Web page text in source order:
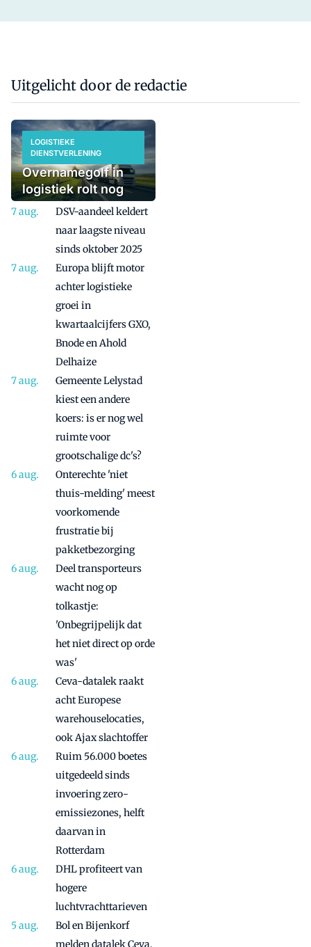
Uitgelicht door de redactie
LOGISTIEKE
DIENSTVERLENING
Overnamegolf in
logistiek rolt nog
even doorDSV-aandeel keldert
naar laagste niveau
sinds oktober 2025
Europa blijft motor
achter logistieke
groei in
kwartaalcijfers GXO,
Bnode en Ahold
Delhaize
Gemeente Lelystad
kiest een andere
koers: is er nog wel
ruimte voor
grootschalige dc's?
Onterechte 'niet
thuis-melding' meest
voorkomende
frustratie bij
pakketbezorging
Deel transporteurs
wacht nog op
tolkastje:
'Onbegrijpelijk dat
het niet direct op orde
was'
Ceva-datalek raakt
acht Europese
warehouselocaties,
ook Ajax slachtoffer
Ruim 56.000 boetes
uitgedeeld sinds
invoering zero-
emissiezones, helft
daarvan in
Rotterdam
DHL profiteert van
hogere
luchtvrachttarieven
Bol en Bijenkorf
melden datalek Ceva,